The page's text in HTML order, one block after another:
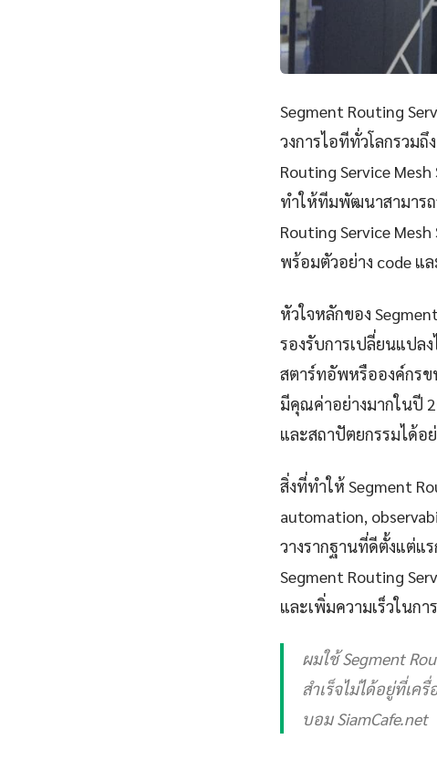
Segment Routing
วงการไอทีทั่วโลกรวม
Routing Service
ทำให้ทีมพัฒนาสามารถ
Routing Service
พร้อมตัวอย่าง code แ
หัวใจหลักของ
รองรับการเปลี่ยนแปล
สตาร์ทอัพหรือองค์กรข
มีคุณค่าอย่างมากในปี
และสถาปัตยกรรมได้อ
สิ่งที่ทำให้ Segment
automation,
วางรากฐานที่ดีตั้งแต่แ
Segment Routing
และเพิ่มความเร็วในกา
ผมใช้ Segment
สำเร็จไม่ได้อยู่ที่เค
บอม SiamCafe.net